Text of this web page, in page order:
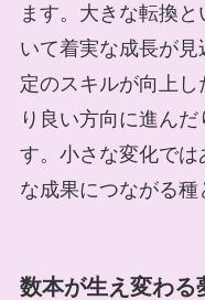
ます。大きな転換
いて着実な成長が
定のスキルが向上し
り良い方向に進ん
す。小さな変化では
な成果につながる種
数本が生え変わる